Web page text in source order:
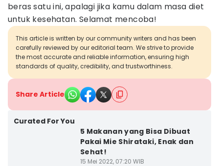
beras satu ini, apalagi jika kamu dalam masa diet
untuk kesehatan. Selamat mencoba!
This article is written by our community writers and has been
carefully reviewed by our editorial team. We strive to provide
the most accurate and reliable information, ensuring high
standards of quality, credibility, and trustworthiness.
Share Article
Curated For You
5 Makanan yang Bisa Dibuat
Pakai Mie Shirataki, Enak dan
Sehat!
15 Mei 2022, 07:20 WIB